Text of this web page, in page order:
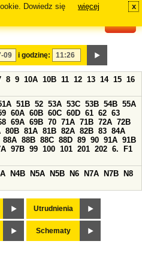
Dowiedz się
więcej x
i godzinę:
8 9 10A 10B 11 12 13 14 15 16
51B 52 53A 53C 53B 54B 55A
60A 60B 60C 60D 61 62 63
69A 69B 70 71A 71B 72A 72B
80B 81A 81B 82A 82B 83 84A
88A 88B 88C 88D 89 90 91A 91B
97B 99 100 101 201 202 6.
F1
N4B N5A N5B N6 N7A N7B
N8
Utrudnienia
Schematy